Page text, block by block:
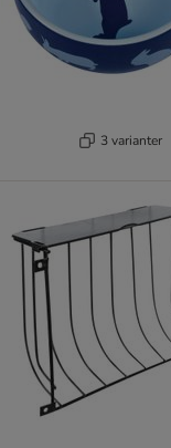
3 varianter